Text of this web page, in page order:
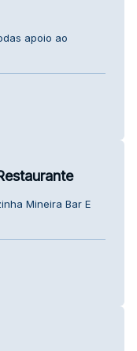
apoio ao
Mineira Bar E